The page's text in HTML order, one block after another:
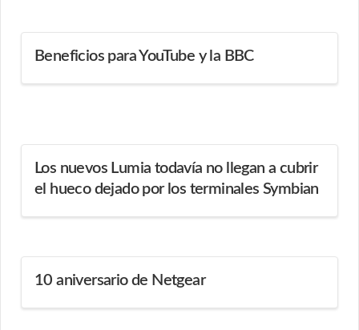
Beneficios para YouTube y la BBC
Los nuevos Lumia todavía no llegan a cubrir
el hueco dejado por los terminales Symbian
10 aniversario de Netgear